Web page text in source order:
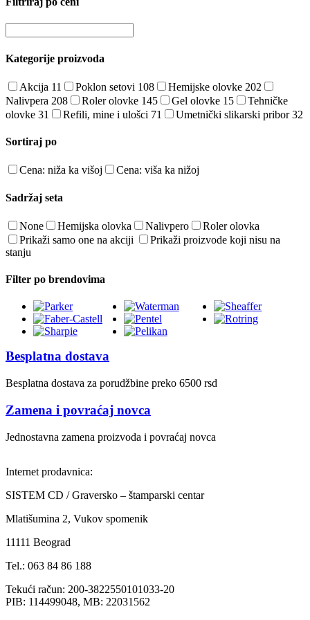
Kategorije proizvoda
Akcija 11 Poklon setovi 108 Hemijske olovke 202
Nalivpera 208 Roler olovke 145 Gel olovke 15
Tehničke
olovke 31 Refili, mine i ulošci 71 Umetnički slikarski pribor32
Sortiraj po
Cena: niža ka višoj Cena: viša ka nižoj
Sadržaj seta
None Hemijska olovka Nalivpero
Roler olovka
Prikaži samo one na akciji
Prikaži proizvode koji nisu na
stanju
Filter po brendovima
Besplatna dostava
Besplatna dostava za porudžbine preko 6500 rsd
Zamena i povraćaj novca
Jednostavna zamena proizvoda i povraćaj novca
Internet prodavnica:
SISTEM CD / Graversko – štamparski centar
Mlatišumina 2, Vukov spomenik
11111 Beograd
Tel.: 063 84 86 188
Tekući račun: 200-3822550101033-20
PIB: 114499048, MB: 22031562